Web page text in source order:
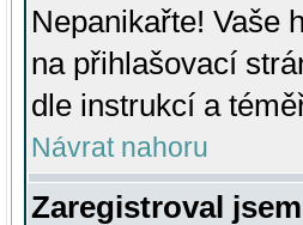
Nepanikařte! Vaše
na přihlašovací
dle instrukcí a
Návrat nahoru
Zaregistroval